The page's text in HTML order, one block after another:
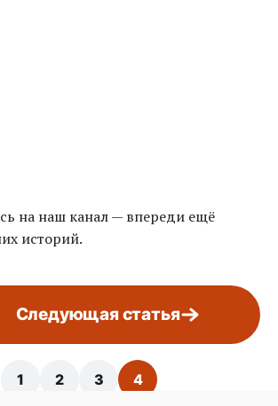
на наш канал — впереди ещё
историй.
Следующая статья
1 2 3 4